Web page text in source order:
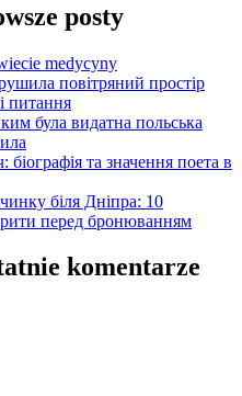
posty
medycyny
повітряний простір
питання
була видатна польська
та значення поета в
біля Дніпра: 10
перед бронюванням
komentarze